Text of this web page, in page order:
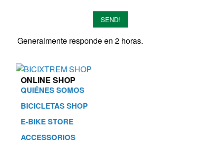
SEND!
Generalmente responde en 2 horas.
ONLINE SHOP
QUIÉNES SOMOS
BICICLETAS SHOP
E-BIKE STORE
ACCESSORIOS